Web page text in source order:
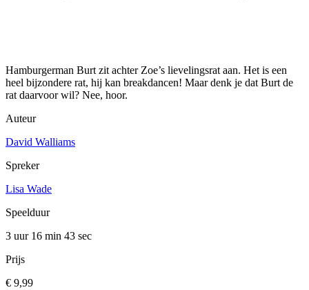
Hamburgerman Burt zit achter Zoe’s lievelingsrat aan. Het is een
heel bijzondere rat, hij kan breakdancen! Maar denk je dat Burt de
rat daarvoor wil? Nee, hoor.
Auteur
David Walliams
Spreker
Lisa Wade
Speelduur
3 uur 16 min 43 sec
Prijs
€ 9,99